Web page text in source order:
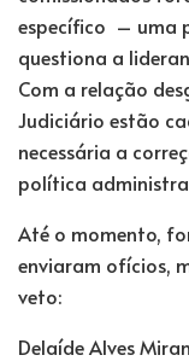
específico – uma
questiona a
Com a relação
Judiciário estão
necessária a
política
Até o momento,
enviaram ofícios,
veto:
Delaíde Alves